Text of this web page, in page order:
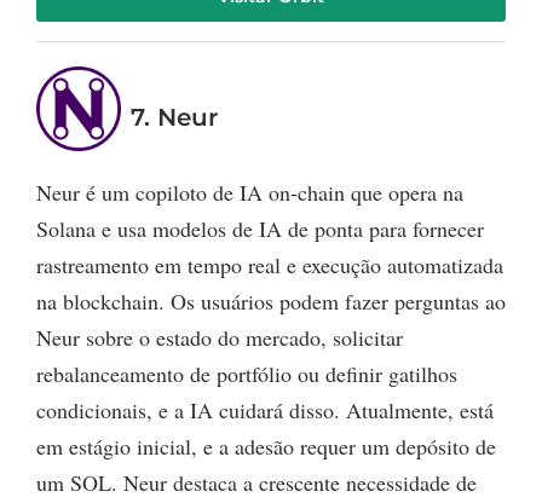
7. Neur
Neur é um copiloto de IA on-chain que opera na
Solana e usa modelos de IA de ponta para fornecer
rastreamento em tempo real e execução automatizada
na blockchain. Os usuários podem fazer perguntas ao
Neur sobre o estado do mercado, solicitar
rebalanceamento de portfólio ou definir gatilhos
condicionais, e a IA cuidará disso. Atualmente, está
em estágio inicial, e a adesão requer um depósito de
um SOL. Neur destaca a crescente necessidade de